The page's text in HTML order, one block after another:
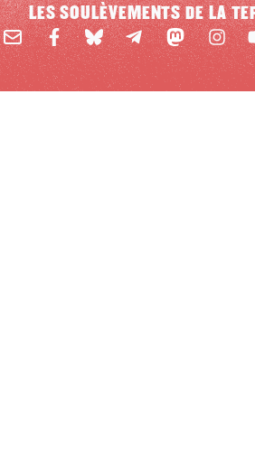
Email FacebookBlueSky Mastodon
LES SOULÈVEMENTS DE LA